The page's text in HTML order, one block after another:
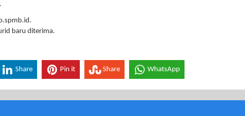
baru diterima.
Share Pin it Share WhatsApp